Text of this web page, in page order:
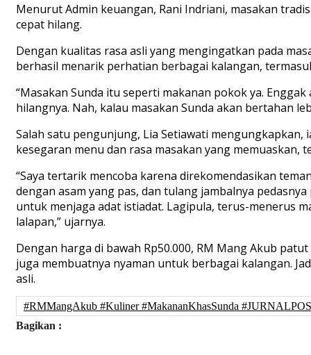
Menurut Admin keuangan, Rani Indriani, masakan
cepat hilang.
Dengan kualitas rasa asli yang mengingatkan pada
berhasil menarik perhatian berbagai kalangan,
“Masakan Sunda itu seperti makanan pokok ya.
hilangnya. Nah, kalau masakan Sunda akan bertahan
Salah satu pengunjung, Lia Setiawati
kesegaran menu dan rasa masakan yang memuaskan,
“Saya tertarik mencoba karena direkomendasikan
dengan asam yang pas, dan tulang jambalnya
untuk menjaga adat istiadat. Lagipula, terus-menerus
lalapan,” ujarnya.
Dengan harga di bawah Rp50.000, RM Mang Akub
juga membuatnya nyaman untuk berbagai kalangan.
asli.
#RMMangAkub #Kuliner #MakananKhasSunda
Bagikan :